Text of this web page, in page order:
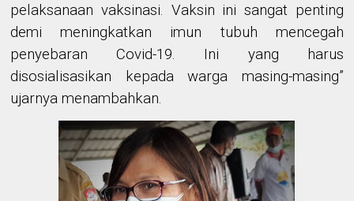
pelaksanaan vaksinasi. Vaksin ini sangat penting
demi meningkatkan imun tubuh mencegah
penyebaran Covid-19. Ini yang harus
disosialisasikan kepada warga masing-masing”
ujarnya menambahkan.